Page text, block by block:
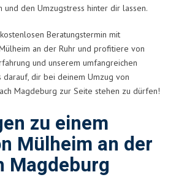
und den Umzugstress hinter dir lassen.
Beratungstermin mit
an der Ruhr und profitiere von
und unserem umfangreichen
darauf, dir bei deinem Umzug von
Magdeburg zur Seite stehen zu dürfen!
zu einem
Mülheim an der
Magdeburg